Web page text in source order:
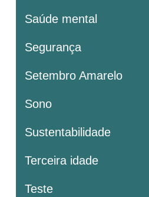
Saúde mental
Segurança
Setembro Amarelo
Sono
Sustentabilidade
Terceira idade
Teste